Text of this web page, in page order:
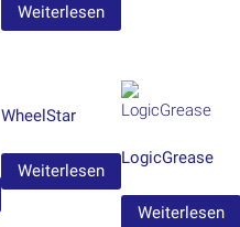
Weiterlesen
WheelStar
Weiterlesen
LogicGrease
Weiterlesen